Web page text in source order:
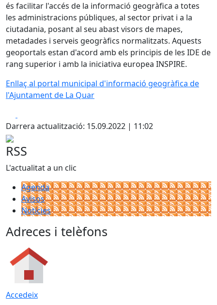
és facilitar l'accés de la informació geogràfica a totes
les administracions públiques, al sector privat i a la
ciutadania, posant al seu abast visors de mapes,
metadades i serveis geogràfics normalitzats. Aquests
geoportals estan d'acord amb els principis de les IDE de
rang superior i amb la iniciativa europea INSPIRE.
Enllaç al portal municipal d'informació geogràfica de
l'Ajuntament de La Quar
Darrera actualització: 15.09.2022 | 11:02
RSS
L'actualitat a un clic
Agenda
Avisos
Notícies
Adreces i telèfons
Accedeix